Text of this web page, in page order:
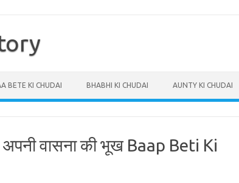
BETE KI CHUDAI BHABHI KI CHUDAI AUNTY KI CHUDAI
अपनी वासना की भूख Baap Beti Ki